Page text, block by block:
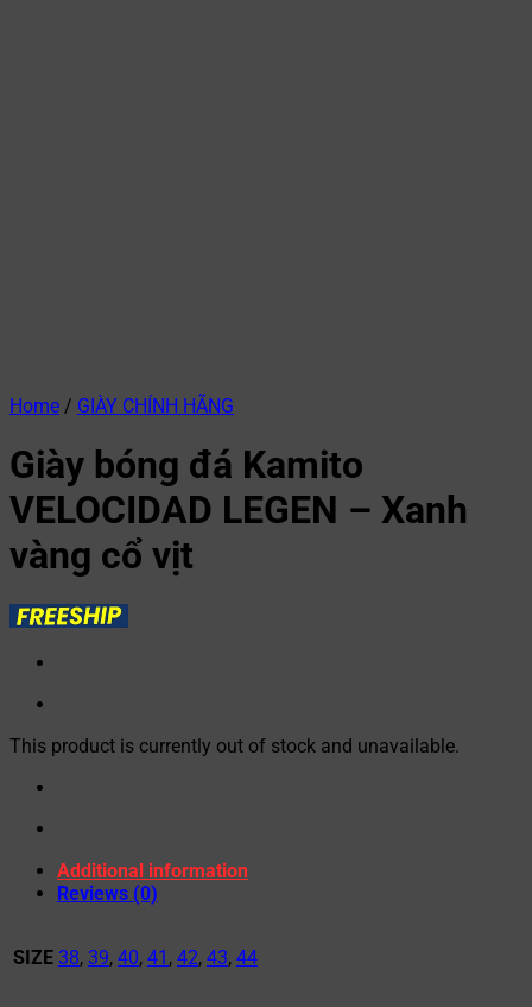
Home / GIÀY CHÍNH HÃNG
Giày bóng đá Kamito
VELOCIDAD LEGEN – Xanh
vàng cổ vịt
This product is currently out of stock and unavailable.
Additional information
Reviews (0)
SIZE 38, 39, 40, 41 , 42, 43, 44